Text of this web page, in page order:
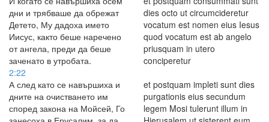
дни и трябваше да обрежат
Детето, Му дадоха името
Иисус, както беше наречено
от ангела, преди да беше
заченато в утробата.
dies octo ut circumcideretur
vocatum est nomen eius Iesus
quod vocatum est ab angelo
priusquam in utero
conciperetur
2:22
А след като се навършиха и
дните на очистването им
според закона на Мойсей, Го
et postquam impleti sunt dies
purgationis eius secundum
legem Mosi tulerunt illum in